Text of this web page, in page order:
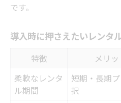
です。
導入時に押さえたいレンタ
特徴 メリッ
柔軟なレンタ
ル期間
短期・長期
択